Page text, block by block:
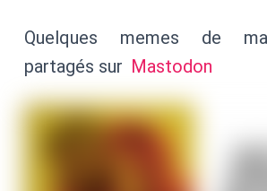
Quelques memes de
partagés sur Mastodon